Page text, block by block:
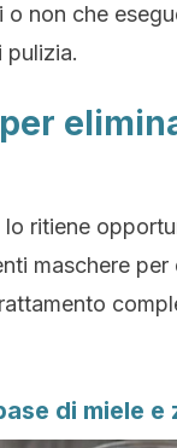
o non che
pulizia.
ritiene
maschere per
di miele e